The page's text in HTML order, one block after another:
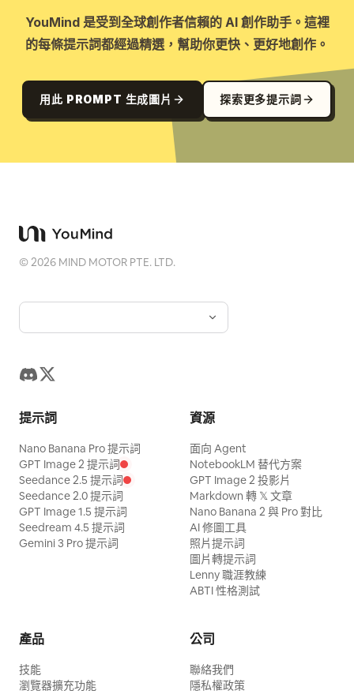
YouMind 是受到全球創作者信賴的 AI 創作助手。這裡
的每條提示詞都經過精選，幫助你更快、更好地創作。
用此 PROMPT 生成圖片 探索更多提示詞
©2026 MIND MOTOR PTE. LTD.
提示詞
Nano Banana Pro 提示詞
GPT Image 2 提示詞
Seedance 2.5 提示詞
Seedance 2.0 提示詞
GPT Image 1.5 提示詞
Seedream 4.5 提示詞
Gemini 3 Pro 提示詞
資源
面向 Agent
NotebookLM 替代方案
GPT Image 2 投影片
Markdown 轉 𝕏 文章
Nano Banana 2 與 Pro 對比
AI 修圖工具
照片提示詞
圖片轉提示詞
Lenny 職涯教練
ABTI 性格測試
產品
技能
瀏覽器擴充功能
公司
聯絡我們
隱私權政策